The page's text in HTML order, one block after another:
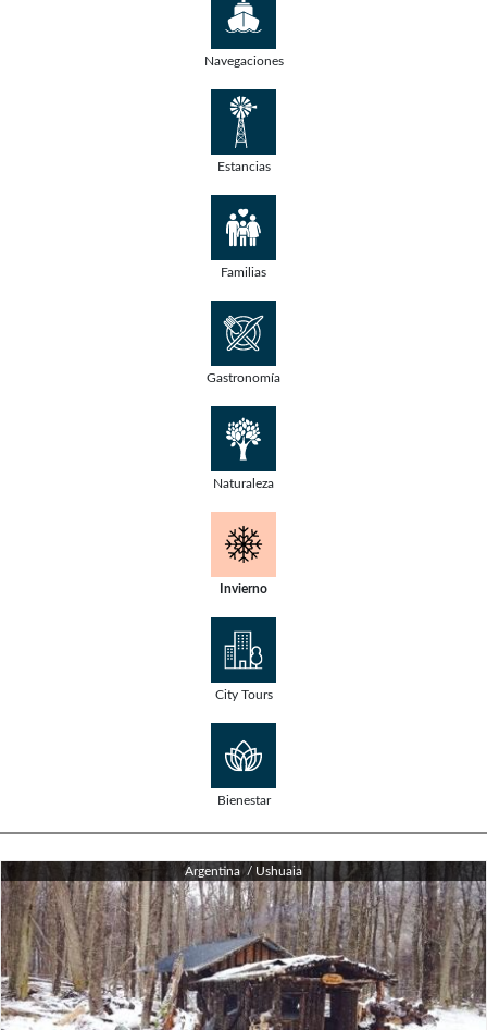
Navegaciones
Estancias
Familias
Gastronomía
Naturaleza
Invierno
City Tours
Bienestar
Argentina / Ushuaia